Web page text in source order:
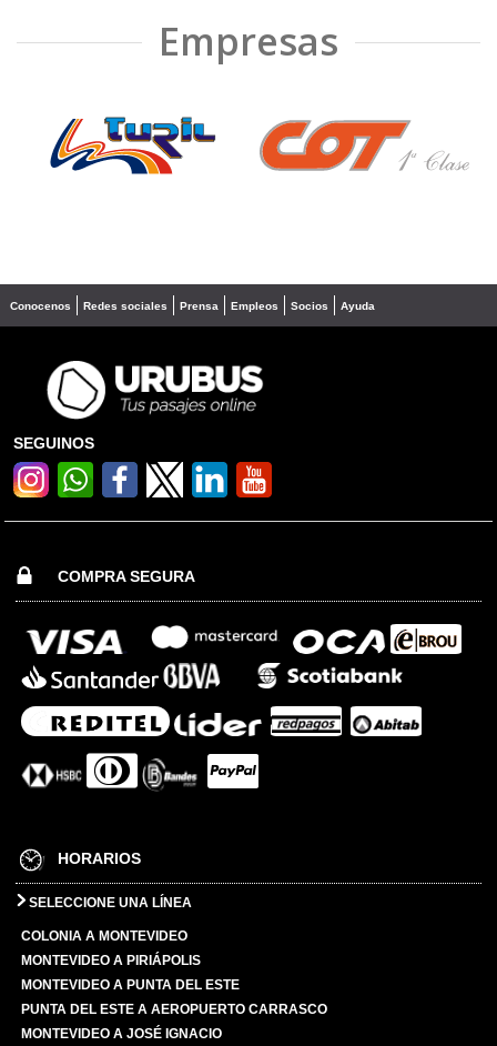
Empresas
❮ ❯
Conocenos Redes sociales Prensa Empleos Socios Ayuda
SEGUINOS
COMPRA SEGURA
HORARIOS
SELECCIONE UNA LÍNEA
COLONIA A MONTEVIDEO
MONTEVIDEO A PIRIÁPOLIS
MONTEVIDEO A PUNTA DEL ESTE
PUNTA DEL ESTE A AEROPUERTO CARRASCO
MONTEVIDEO A JOSÉ IGNACIO